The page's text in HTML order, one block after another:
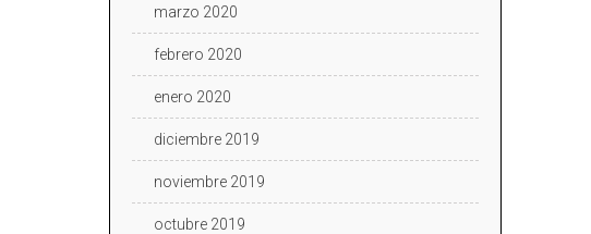
marzo 2020
febrero 2020
enero 2020
diciembre 2019
noviembre 2019
octubre 2019